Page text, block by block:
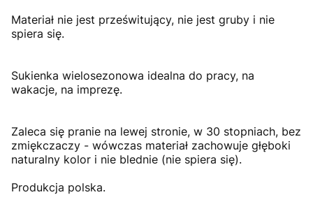
Materiał nie jest prześwitujący, nie jest gruby i nie
spiera się.
Sukienka wielosezonowa idealna do pracy, na
wakacje, na imprezę.
Zaleca się pranie na lewej stronie, w 30 stopniach, bez
zmiękczaczy - wówczas materiał zachowuje głęboki
naturalny kolor i nie blednie (nie spiera się).
Produkcja polska.